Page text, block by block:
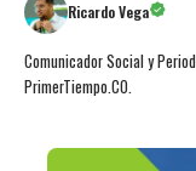
Ricardo Vega
Comunicador Social y
PrimerTiempo.CO.